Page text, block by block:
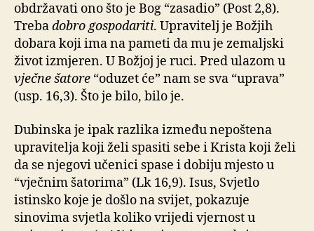
obdržavati ono što je Bog “zasadio” (Post 2,8).
Trebadobro gospodariti. Upravitelj je Božjih
dobara koji ima na pameti da mu je zemaljski
život izmjeren. U Božjoj je ruci. Pred ulazom u
vječne šatore “oduzet će” nam se sva “uprava”
(usp. 16,3). Što je bilo, bilo je.
Dubinska je ipak razlika između nepoštena
upravitelja koji želi spasiti sebe i Krista koji želi
da se njegovi učenici spase i dobiju mjesto u
“vječnim šatorima” (Lk 16,9). Isus, Svjetlo
istinsko koje je došlo na svijet, pokazuje
sinovima svjetla koliko vrijedi vjernost u